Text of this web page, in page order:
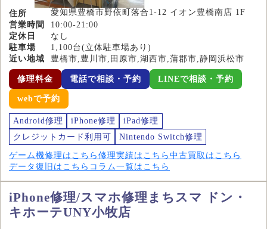
住所
愛知県豊橋市野依町落合1-12 イオン豊橋南店 1F
営業時間
10:00-21:00
定休日
なし
駐車場
1,100台(立体駐車場あり)
近い地域
豊橋市,豊川市,田原市,湖西市,蒲郡市,静岡浜松市
修理料金 電話で相談・予約 LINEで相談・予約
webで予約
Android修理 iPhone修理
iPad修理
クレジットカード利用可
Nintendo Switch修理
ゲーム機修理はこちら 修理実績はこちら 中古買取はこちら
データ復旧はこちら コラム一覧はこちら
iPhone修理/スマホ修理まちスマ ドン・
キホーテUNY小牧店